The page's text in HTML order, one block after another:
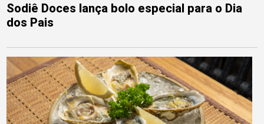
Sodiê Doces lança bolo especial para o Dia
dos Pais